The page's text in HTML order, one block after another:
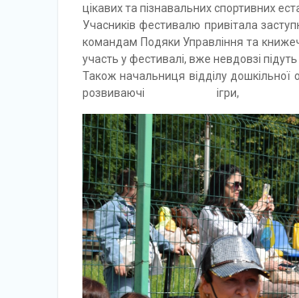
цікавих та пізнавальних спортивних
Учасників фестивалю привітала
командам Подяки Управління та
участь у фестивалі, вже невдовзі
Також начальниця відділу
розвиваючі ігри,